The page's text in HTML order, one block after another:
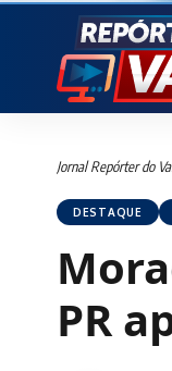
Jornal Repórter do
DESTAQUE
PR